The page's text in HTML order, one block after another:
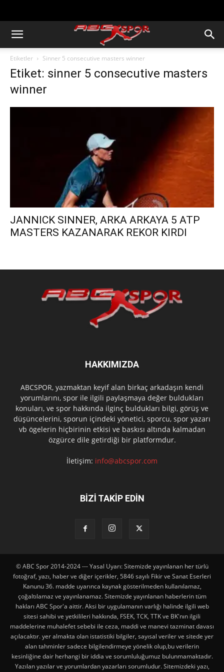
Etiketler Sinner 5 consecutive masters winner
Etiket: sinner 5 consecutive masters
winner
JANNICK SINNER, ARKA ARKAYA 5 ATP
MASTERS KAZANARAK REKOR KIRDI
HAKKIMIZDA
ABCSPOR, yazmaktan keyif alan birkaç arkadaşın kendi
yorumlarını, spor ile ilgili paylaşmaya değer buldukları
konuları, ve spor hakkında ilginç buldukları bilgi, görüş ve
düşüncelerini, sporun içindeki yönetici, sporcu, spor yazarı
vb ögelerin hiçbirinin etkisi ve baskısı altında kalmadan
özgürce dile getirdiği bir platformdur.
İletişim: info@abcspor.com
BİZİ TAKİP EDİN
© ABC Spor 2014-2024 --- Yasal Uyarı: Sitemizde yayınlanan her türlü
fotoğraf, yazı, haber ve diğer içerikler, 5846 sayılı Fikir ve Sanat Eserleri
Kanunu 36. madde uyarınca kaynak gösterilmeden kullanılamaz,
çoğaltılamaz ve yayınlanamaz. Sitemizde yayınlanan haberlerin tüm
hakları ABC Spor'a aittir. Aksi bir uygulamanın varlığı halinde ilgili web
sitesi sahibi ve yetkilileri hakkında, FSEK, TCK, TTK ve BK'nın ilgili
maddelerine muhalefet sebebi ile ceza, maddi ve manevi tazminat davası
açılacaktır. yer almakta olan istatistiki bilgiler, sayısal veriler ve sitede yer
alan tahminler sadece bilgilendirmeye yönelik olup,bu verilerin
kesinliğine dair herhangi bir iddia ve sorumluluğumuz bulunmamaktadır.
Yazılan yazılar ve yorumlardan yazarları sorumludur. Sitemizdeki yazı,